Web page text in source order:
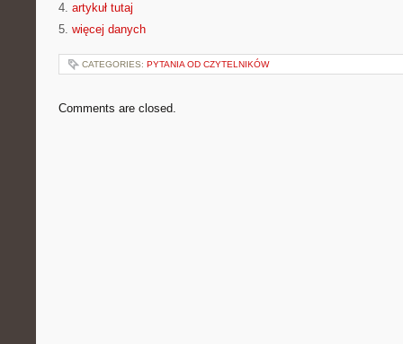
4. artykuł tutaj
5. więcej danych
CATEGORIES: PYTANIA OD CZYTELNIKÓW
Comments are closed.